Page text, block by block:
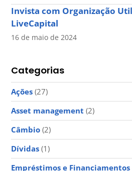
Invista com Organização
LiveCapital
16 de maio de 2024
Categorias
Ações (27)
Asset management (2)
Câmbio (2)
Dívidas (1)
Empréstimos e Financiamentos